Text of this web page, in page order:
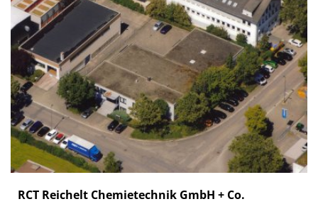
RCT Reichelt Chemietechnik GmbH + Co.